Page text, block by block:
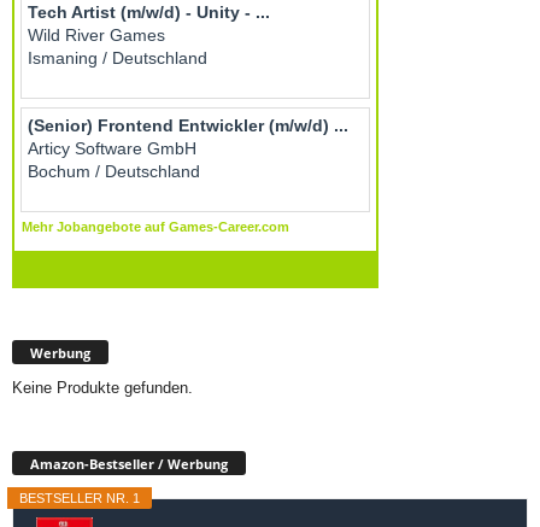
Werbung
Keine Produkte gefunden.
Amazon-Bestseller / Werbung
BESTSELLER NR. 1